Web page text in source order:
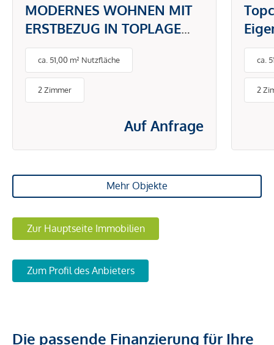
MODERNES WOHNEN MIT
ERSTBEZUG IN TOPLAGE
DONAUSTADT -
PAUSCHALMIETE INKL.
BETRIEBS- UND
ENERGIEKOSTEN
ca. 51,00 m² Nutzfläche
2 Zimmer
Auf Anfrage
ca.
2
Mehr Objekte
Zur Hauptseite Immobilien
Zum Profil des Anbieters
Die passende Finanzierung für Ihre